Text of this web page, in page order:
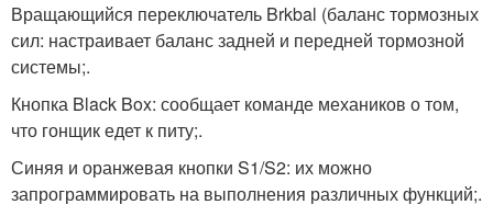
Вращающийся переключатель Brkbal (баланс тормозных
сил: настраивает баланс задней и передней тормозной
системы;.
Кнопка Black Box: сообщает команде механиков о том,
что гонщик едет к питу;.
Синяя и оранжевая кнопки S1/S2: их можно
запрограммировать на выполнения различных функций;.